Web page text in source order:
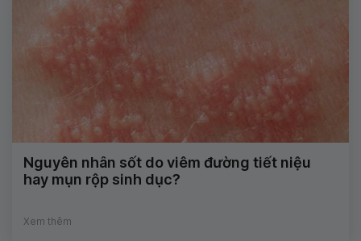
Nguyên nhân sốt do viêm đường tiết niệu
hay mụn rộp sinh dục?
Xem thêm